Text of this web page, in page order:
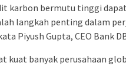
karbon bermutu tinggi
langkah penting dalam
Piyush Gupta, CEO Bank
kuat banyak perusahaan